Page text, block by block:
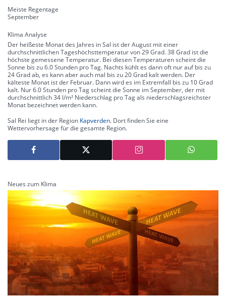
Meiste Regentage
September
Klima Analyse
Der heißeste Monat des Jahres in Sal ist der August mit einer
durchschnittlichen Tageshöchsttemperatur von 29 Grad. 38 Grad ist die
höchste gemessene Temperatur. Bei diesen Temperaturen scheint die
Sonne bis zu 6.0 Stunden pro Tag. Nachts kühlt es dann oft nur auf bis zu
24 Grad ab, es kann aber auch mal bis zu 20 Grad kalt werden. Der
kälteste Monat ist der Februar. Dann wird es im Extremfall bis zu 10 Grad
kalt. Nur 6.0 Stunden pro Tag scheint die Sonne im September, der mit
durchschnittlich 34 l/m² Niederschlag pro Tag als niederschlagsreichster
Monat bezeichnet werden kann.
Sal Rei liegt in der Region Kapverden. Dort finden Sie eine
Wettervorhersage für die gesamte Region.
Neues zum Klima